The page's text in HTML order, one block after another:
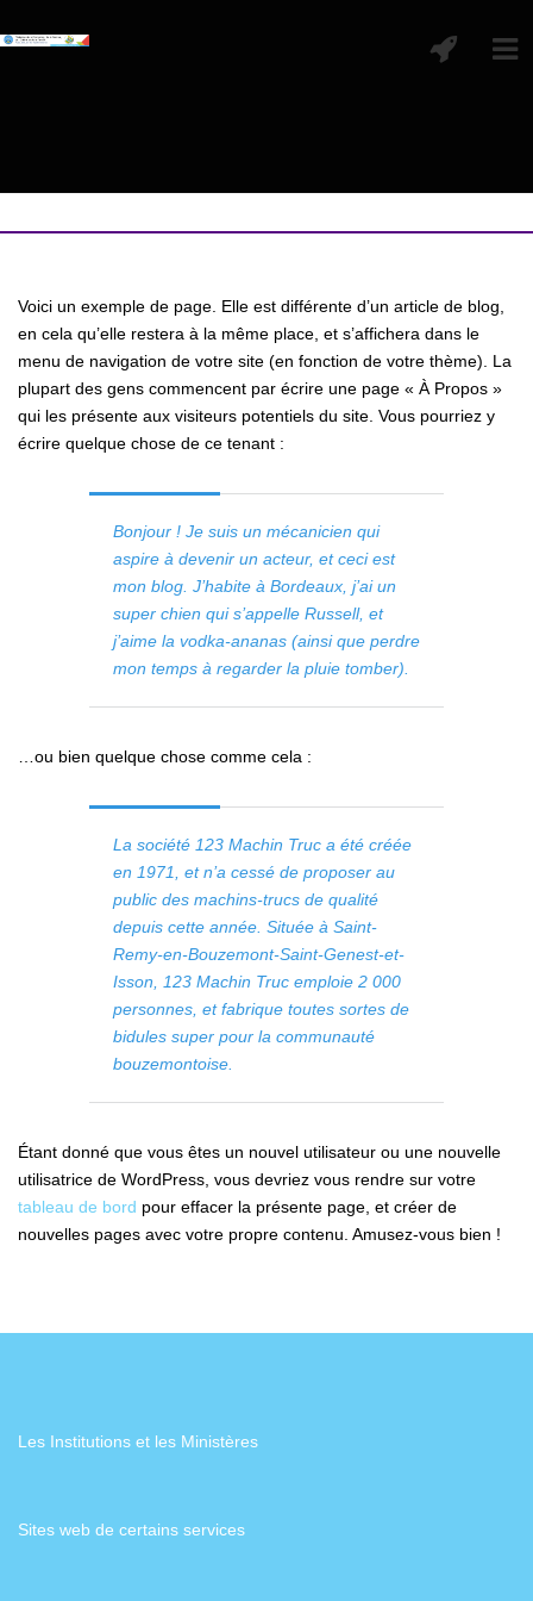
Voici un exemple de page. Elle est différente d’un article de blog,
en cela qu’elle restera à la même place, et s’affichera dans le
menu de navigation de votre site (en fonction de votre thème). La
plupart des gens commencent par écrire une page « À Propos »
qui les présente aux visiteurs potentiels du site. Vous pourriez y
écrire quelque chose de ce tenant :
Bonjour ! Je suis un mécanicien qui
aspire à devenir un acteur, et ceci est
mon blog. J’habite à Bordeaux, j’ai un
super chien qui s’appelle Russell, et
j’aime la vodka-ananas (ainsi que perdre
mon temps à regarder la pluie tomber).
…ou bien quelque chose comme cela :
La société 123 Machin Truc a été créée
en 1971, et n’a cessé de proposer au
public des machins-trucs de qualité
depuis cette année. Située à Saint-
Remy-en-Bouzemont-Saint-Genest-et-
Isson, 123 Machin Truc emploie 2 000
personnes, et fabrique toutes sortes de
bidules super pour la communauté
bouzemontoise.
Étant donné que vous êtes un nouvel utilisateur ou une nouvelle
utilisatrice de WordPress, vous devriez vous rendre sur votre
tableau de bord pour effacer la présente page, et créer de
nouvelles pages avec votre propre contenu. Amusez-vous bien !
Les Institutions et les Ministères
Sites web de certains services